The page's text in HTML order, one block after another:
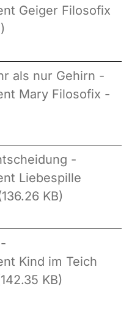
Geiger Filosofix
als nur Gehirn -
Mary Filosofix -
-
Liebespille
KB)
Kind im Teich
KB)